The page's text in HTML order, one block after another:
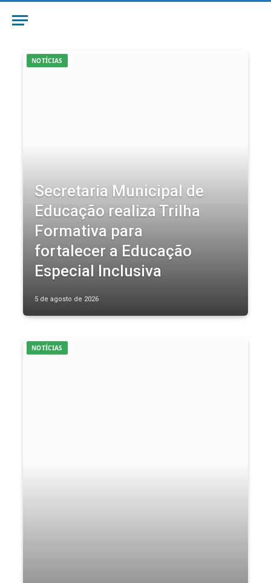
NOTÍCIAS
Secretaria Municipal de
Educação realiza Trilha
Formativa para
fortalecer a Educação
Especial Inclusiva
5 de agosto de 2026
NOTÍCIAS